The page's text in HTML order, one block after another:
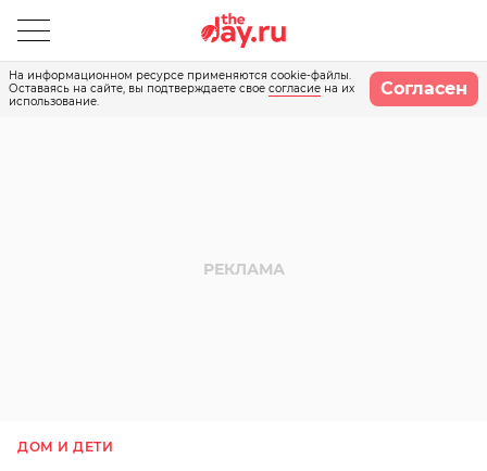
На информационном ресурсе применяются cookie-файлы.
Оставаясь на сайте, вы подтверждаете свое согласие на их
использование.
Согласен
ДОМ И ДЕТИ